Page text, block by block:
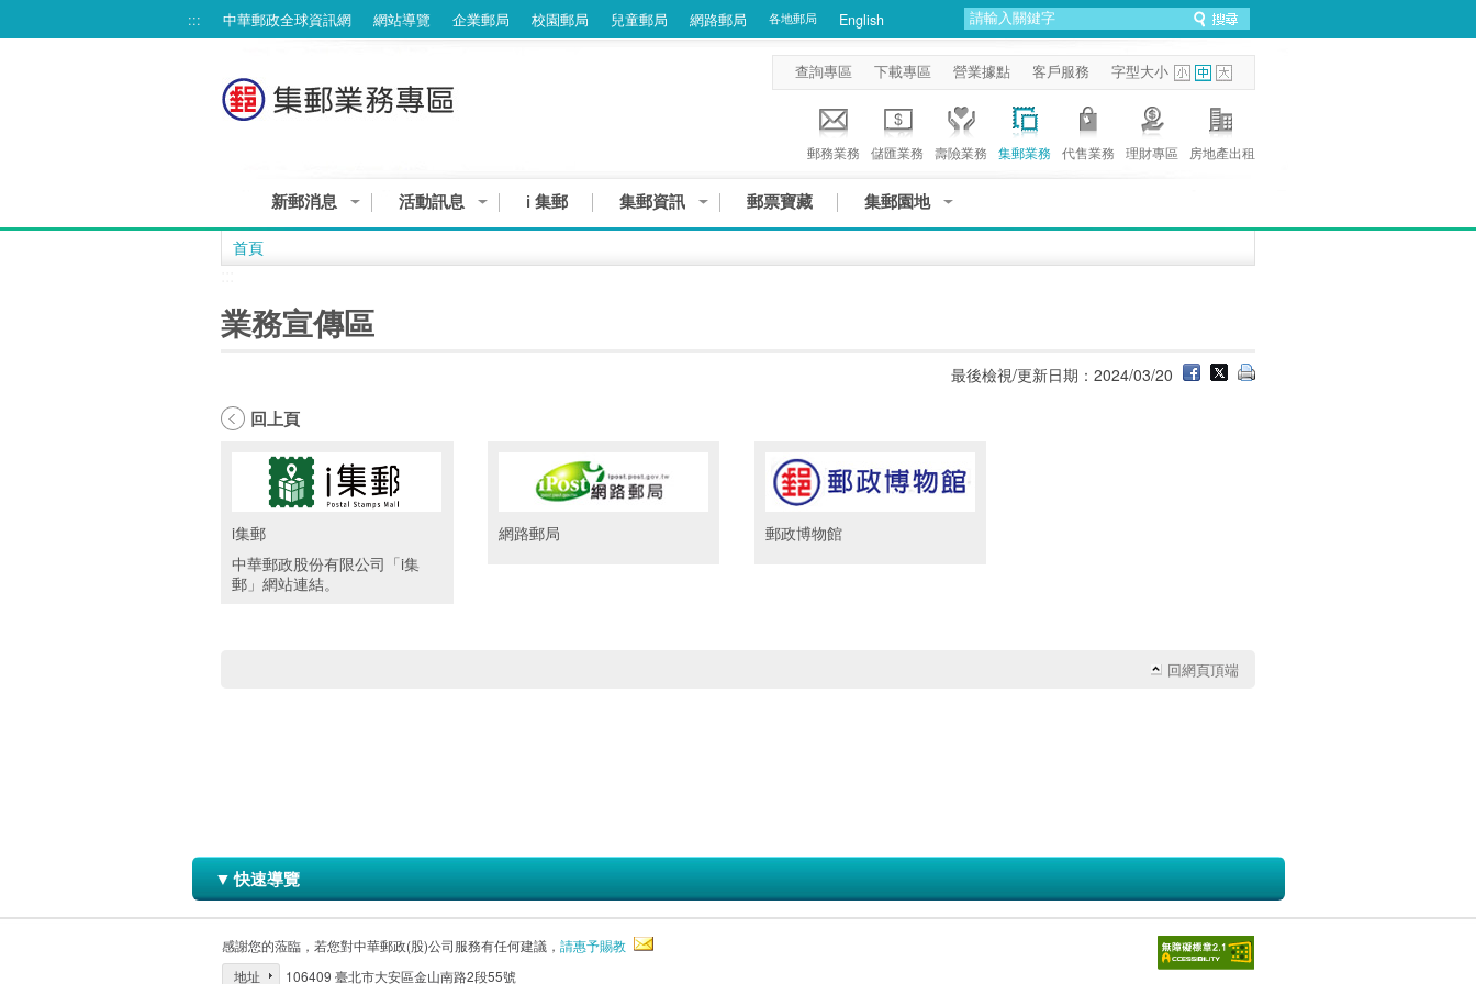
::: 中華郵政全球資訊網 網站導覽 企業郵局 校園郵局 兒童郵局 網路郵局 各地郵局 English
查詢專區 下載專區 營業據點 客戶服務 字型大小
郵務業務 儲匯業務 壽險業務 集郵業務 代售業務 理財專區 房地產出租
新郵消息 活動訊息 i 集郵 集郵資訊 郵票寶藏 集郵園地
首頁
業務宣傳區
最後檢視/更新日期：2024/03/20
回上頁
i集郵
中華郵政股份有限公司「i集
郵」網站連結。
網路郵局 郵政博物館
回網頁頂端
▼ 快速導覽
感謝您的蒞臨，若您對中華郵政(股)公司服務有任何建議， 請惠予賜教
地址
106409 臺北市大安區金山南路2段55號